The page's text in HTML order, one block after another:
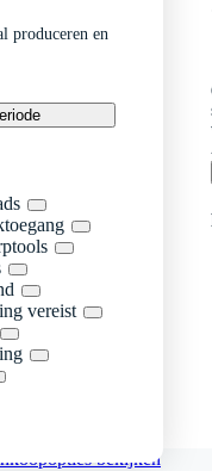
produceren en
vereist
bekijken